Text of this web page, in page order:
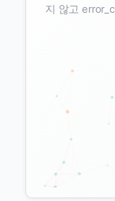
지 않고